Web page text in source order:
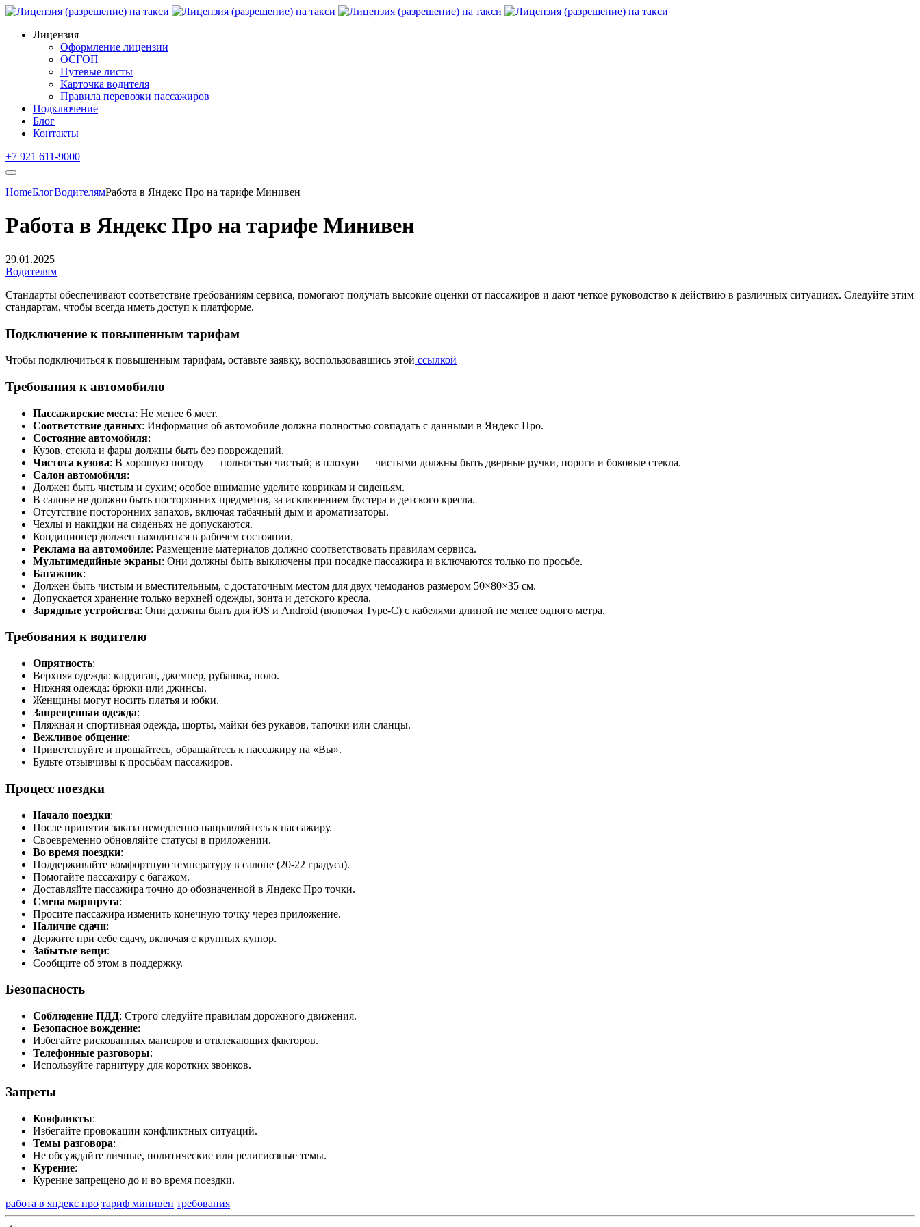
Лицензия
Оформление лицензии
ОСГОП
Путевые листы
Карточка водителя
Правила перевозки пассажиров
Подключение
Блог
Контакты
+7 921 611-9000
HomeБлогВодителямРабота в Яндекс Про на тарифе Минивен
Работа в Яндекс Про на тарифе Минивен
29.01.2025
Водителям
Стандарты обеспечивают соответствие требованиям сервиса, помогают получать высокие оценки от пассажиров и дают четкое руководство к действию в различных ситуациях. Следуйте этим
стандартам, чтобы всегда иметь доступ к платформе.
Подключение к повышенным тарифам
Чтобы подключиться к повышенным тарифам, оставьте заявку, воспользовавшись этой ссылкой
Требования к автомобилю
Пассажирские места: Не менее 6 мест.
Соответствие данных: Информация об автомобиле должна полностью совпадать с данными в Яндекс Про.
Состояние автомобиля:
Кузов, стекла и фары должны быть без повреждений.
Чистота кузова: В хорошую погоду — полностью чистый; в плохую — чистыми должны быть дверные ручки, пороги и боковые стекла.
Салон автомобиля:
Должен быть чистым и сухим; особое внимание уделите коврикам и сиденьям.
В салоне не должно быть посторонних предметов, за исключением бустера и детского кресла.
Отсутствие посторонних запахов, включая табачный дым и ароматизаторы.
Чехлы и накидки на сиденьях не допускаются.
Кондиционер должен находиться в рабочем состоянии.
Реклама на автомобиле: Размещение материалов должно соответствовать правилам сервиса.
Мультимедийные экраны: Они должны быть выключены при посадке пассажира и включаются только по просьбе.
Багажник:
Должен быть чистым и вместительным, с достаточным местом для двух чемоданов размером 50×80×35 см.
Допускается хранение только верхней одежды, зонта и детского кресла.
Зарядные устройства: Они должны быть для iOS и Android (включая Type-C) с кабелями длиной не менее одного метра.
Требования к водителю
Опрятность:
Верхняя одежда: кардиган, джемпер, рубашка, поло.
Нижняя одежда: брюки или джинсы.
Женщины могут носить платья и юбки.
Запрещенная одежда:
Пляжная и спортивная одежда, шорты, майки без рукавов, тапочки или сланцы.
Вежливое общение:
Приветствуйте и прощайтесь, обращайтесь к пассажиру на «Вы».
Будьте отзывчивы к просьбам пассажиров.
Процесс поездки
Начало поездки:
После принятия заказа немедленно направляйтесь к пассажиру.
Своевременно обновляйте статусы в приложении.
Во время поездки:
Поддерживайте комфортную температуру в салоне (20-22 градуса).
Помогайте пассажиру с багажом.
Доставляйте пассажира точно до обозначенной в Яндекс Про точки.
Смена маршрута:
Просите пассажира изменить конечную точку через приложение.
Наличие сдачи:
Держите при себе сдачу, включая с крупных купюр.
Забытые вещи:
Сообщите об этом в поддержку.
Безопасность
Соблюдение ПДД: Строго следуйте правилам дорожного движения.
Безопасное вождение:
Избегайте рискованных маневров и отвлекающих факторов.
Телефонные разговоры:
Используйте гарнитуру для коротких звонков.
Запреты
Конфликты:
Избегайте провокации конфликтных ситуаций.
Темы разговора:
Не обсуждайте личные, политические или религиозные темы.
Курение:
Курение запрещено до и во время поездки.
работа в яндекс про тариф минивен требования